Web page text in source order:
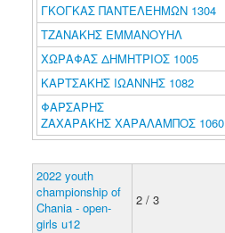
ΓΚΟΓΚΑΣ ΠΑΝΤΕΛΕΗΜΩΝ 1304
ΤΖΑΝΑΚΗΣ ΕΜΜΑΝΟΥΗΛ
ΧΩΡΑΦΑΣ ΔΗΜΗΤΡΙΟΣ 1005
ΚΑΡΤΣΑΚΗΣ ΙΩΑΝΝΗΣ 1082
ΦΑΡΣΑΡΗΣ
ΖΑΧΑΡΑΚΗΣ ΧΑΡΑΛΑΜΠΟΣ 1060
2022 youth
championship of
Chania - open-
girls u12
2 / 3